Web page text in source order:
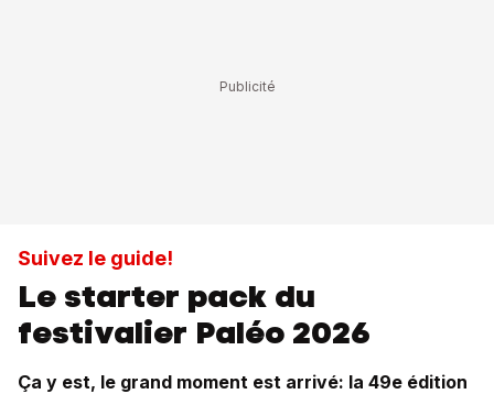
Suivez le guide!
Le starter pack du
festivalier Paléo 2026
Ça y est, le grand moment est arrivé: la 49e édition